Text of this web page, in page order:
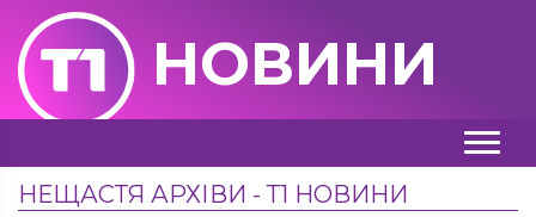
НОВИНИ
НЕЩАСТЯ АРХІВИ - Т1 НОВИНИ